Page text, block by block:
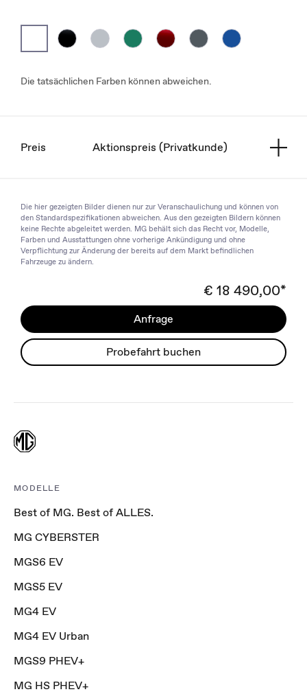
Die tatsächlichen Farben können abweichen.
Preis Aktionspreis (Privatkunde)
Die hier gezeigten Bilder dienen nur zur Veranschaulichung und können von
den Standardspezifikationen abweichen. Aus den gezeigten Bildern können
keine Rechte abgeleitet werden. MG behält sich das Recht vor, Modelle,
Farben und Ausstattungen ohne vorherige Ankündigung und ohne
Verpflichtung zur Änderung der bereits auf dem Markt befindlichen
Fahrzeuge zu ändern.
€ 18 490,00*
Anfrage
Probefahrt buchen
MODELLE
Best of MG. Best of ALLES.
MG CYBERSTER
MGS6 EV
MGS5 EV
MG4 EV
MG4 EV Urban
MGS9 PHEV+
MG HS PHEV+